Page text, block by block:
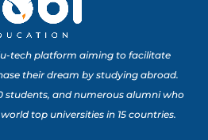
tech platform aiming to facilitate
their dream by studying abroad.
students, and numerous alumni who
top universities in 15 countries.